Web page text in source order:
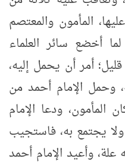
المأمون والمعتصم
لما أخضع سائر العلماء
أمر أن يحمل إليه،
وحمل الإمام أحمد من
ودعا الإمام
يجتمع به، فاستجيب
وأعيد الإمام أحمد